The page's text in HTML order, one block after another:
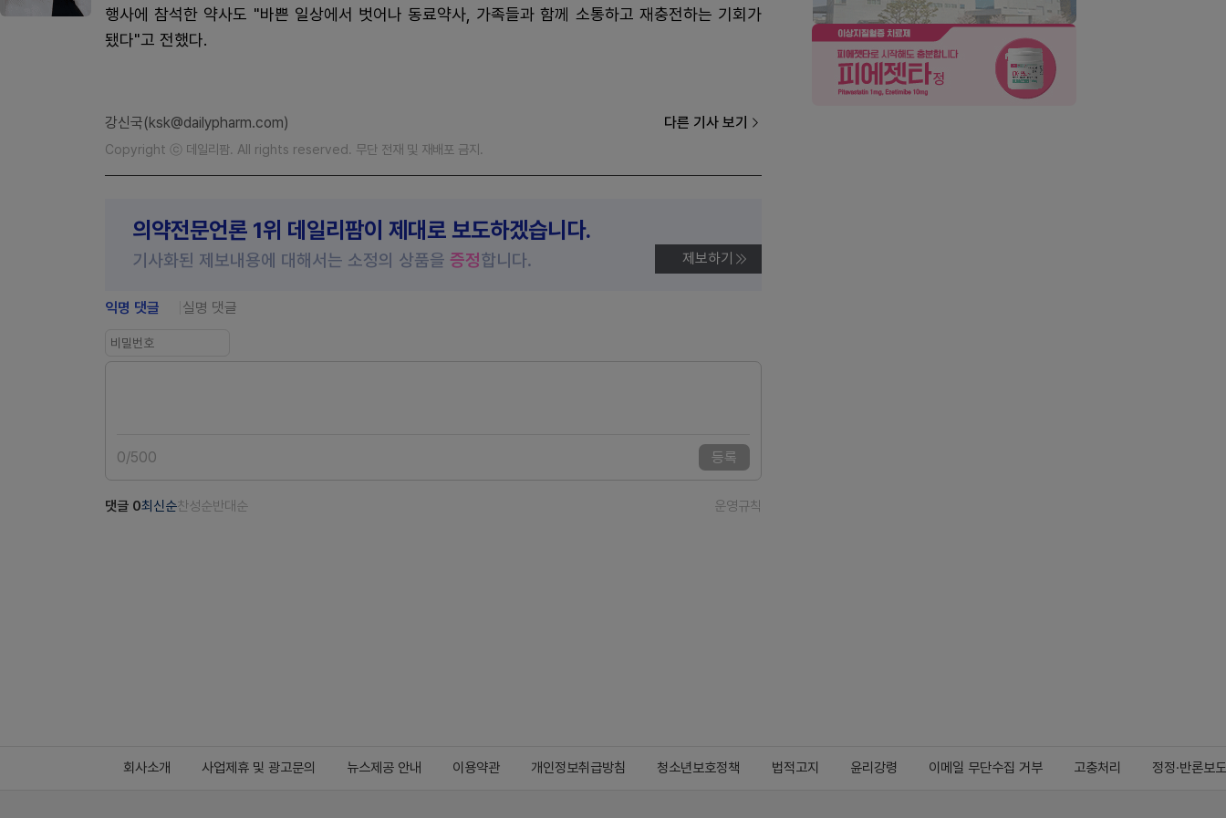
행사에 참석한 약사도 "바쁜 일상에서 벗어나 동료약사, 가족들과 함께 소통하고 재충전하는 기회가
됐다"고 전했다.
강신국(ksk@dailypharm.com) 다른 기사 보기
Copyright ⓒ 데일리팜. All rights reserved. 무단 전재 및 재배포 금지.
의약전문언론 1위 데일리팜이 제대로 보도하겠습니다.
기사화된 제보내용에 대해서는 소정의 상품을 증정합니다. 제보하기
익명 댓글 실명 댓글
0/500 등록
댓글 0최신순찬성순반대순 운영규칙
회사소개 사업제휴 및 광고문의 뉴스제공 안내 이용약관 개인정보취급방침 청소년보호정책 법적고지 윤리강령 이메일 무단수집 거부 고충처리 정정·반론보도